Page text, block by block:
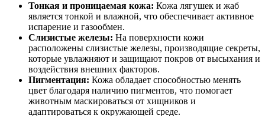
Тонкая и проницаемая кожа: Кожа лягушек и жаб
является тонкой и влажной, что обеспечивает активное
испарение и газообмен.
Слизистые железы: На поверхности кожи
расположены слизистые железы, производящие секреты,
которые увлажняют и защищают покров от высыхания и
воздействия внешних факторов.
Пигментация: Кожа обладает способностью менять
цвет благодаря наличию пигментов, что помогает
животным маскироваться от хищников и
адаптироваться к окружающей среде.